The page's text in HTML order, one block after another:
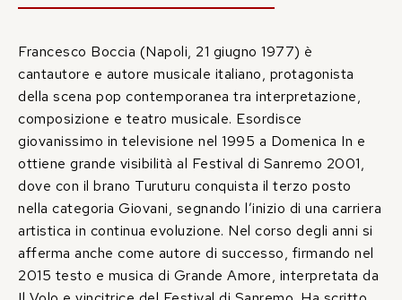
Francesco Boccia (Napoli, 21 giugno 1977) è
cantautore e autore musicale italiano, protagonista
della scena pop contemporanea tra interpretazione,
composizione e teatro musicale. Esordisce
giovanissimo in televisione nel 1995 a Domenica In e
ottiene grande visibilità al Festival di Sanremo 2001,
dove con il brano Turuturu conquista il terzo posto
nella categoria Giovani, segnando l’inizio di una carriera
artistica in continua evoluzione. Nel corso degli anni si
afferma anche come autore di successo, firmando nel
2015 testo e musica di Grande Amore, interpretata da